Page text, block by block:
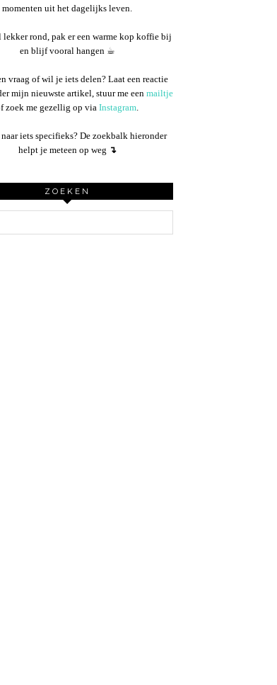
momenten uit het dagelijks leven.
lekker rond, pak er een warme kop koffie bij
en blijf vooral hangen ☕︎
vraag of wil je iets delen? Laat een reactie
mijn nieuwste artikel, stuur me een mailtje
zoek me gezellig op via Instagram.
iets specifieks? De zoekbalk hieronder
helpt je meteen op weg ↴
ZOEKEN